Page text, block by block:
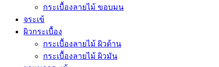
กระเบื้องลายไม้ ขอบมน
จระเข้
ผิวกระเบื้อง
กระเบื้องลายไม้ ผิวด้าน
กระเบื้องลายไม้ ผิวมัน